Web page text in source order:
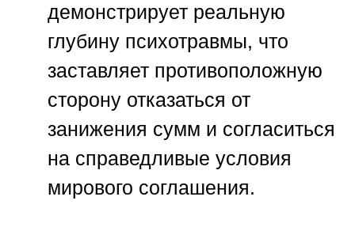
демонстрирует реальную
глубину психотравмы, что
заставляет противоположную
сторону отказаться от
занижения сумм и согласиться
на справедливые условия
мирового соглашения.